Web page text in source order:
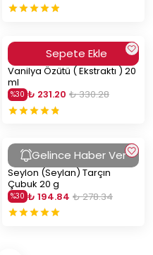
Sepete Ekle
Vanilya Özütü ( Ekstraktı ) 20
ml
%30 ₺ 231.20 ₺ 330.28
Gelince Haber Ver
Seylon (Seylan) Tarçın
Çubuk 20 g
%30 ₺ 194.84 ₺ 278.34